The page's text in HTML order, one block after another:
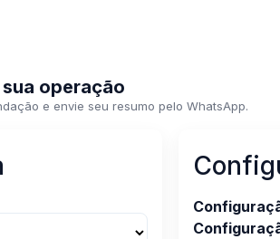
operação
e envie seu resumo pelo WhatsApp.